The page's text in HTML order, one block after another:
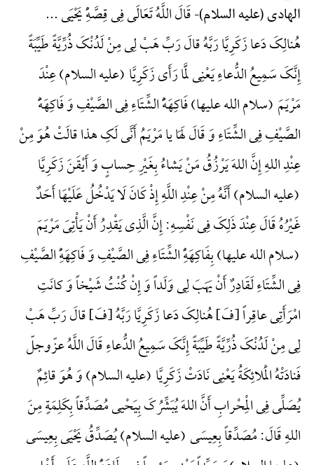
الهادی (علیه السلام)-قَالَ اللَّهُ تَعَالَی فِی قِصَّهًِْ یَحْیَی ...
هُنالِکَ دَعا زَکَرِیَّا رَبَّهُ قالَ رَبِّ هَبْ لِی مِنْ لَدُنْکَ ذُرِّیَّةً طَیِّبَةً
إِنَّکَ سَمِیعُ الدُّعاءِ یَعْنِی لَمَّا رَأَی زَکَرِیَّا (علیه السلام) عِنْدَ
مَرْیَمَ (سلام الله علیها) فَاکِهَهًَْ الشِّتَاءِ فِی الصَّیْفِ وَ فَاکِهَهًَْ
الصَّیْفِ فِی الشِّتَاءِ وَ قَالَ لَهَا یا مَرْیَمُ أَنَّی لَکِ هذا قالَتْ هُوَ مِنْ
عِنْدِ اللهِ إِنَّ اللهَ یَرْزُقُ مَنْ یَشاءُ بِغَیْرِ حِسابٍ وَ أَیْقَنَ زَکَرِیَّا
(علیه السلام) أَنَّهُ مِنْ عِنْدِ اللَّهِ إِذْ کَانَ لَا یَدْخُلُ عَلَیْهَا أَحَدٌ
غَیْرُهُ قَالَ عِنْدَ ذَلِکَ فِی نَفْسِهِ: إِنَّ الَّذِی یَقْدِرُ أَنْ یَأْتِیَ مَرْیَمَ
(سلام الله علیها) بِفَاکِهَهًِْ الشِّتَاءِ فِی الصَّیْفِ وَ فَاکِهَهًِْ الصَّیْفِ
فِی الشِّتَاءِ لَقَادِرٌ أَنْ یَهَبَ لِی وَلَداً وَ إِنْ کُنْتُ شَیْخاً وَ کانَتِ
امْرَأَتِی عاقِراً {فَ} هُنالِکَ دَعا زَکَرِیَّا رَبَّهُ {فَ} قالَ رَبِّ هَبْ
لِی مِنْ لَدُنْکَ ذُرِّیَّةً طَیِّبَةً إِنَّکَ سَمِیعُ الدُّعاءِ قَالَ اللَّهُ عزّوجلّ
فَنادَتْهُ الْمَلائِکَةُ یَعْنِی نَادَتْ زَکَرِیَّا (علیه السلام) وَ هُوَ قائِمٌ
یُصَلِّی فِی الْمِحْرابِ أَنَّ اللهَ یُبَشِّرُکَ بِیَحْیی مُصَدِّقاً بِکَلِمَةٍ مِنَ
اللهِ قَالَ: مُصَدِّقاً بِعِیسَی (علیه السلام) یُصَدِّقُ یَحْیَی بِعِیسَی